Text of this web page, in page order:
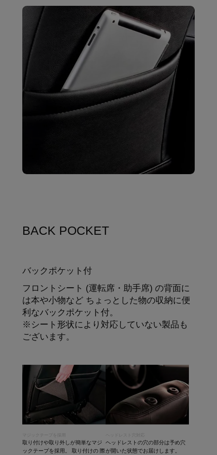
BACK POCKET
バックポケット付
フロントシート (運転席・助手席) の背面に
は本や小物など ちょっとした物の収納に便
利なバックポケット付。
※シート形状により対応していない製品も
ございます。
マジックテープを採用
取り付けや取り外しが簡単なマジ
ックテープを採用。 取り付けの 際
ヘッドレスト穴対応
ヘッドレストの穴の部分は予め穴
が開いた状態でお届けします。